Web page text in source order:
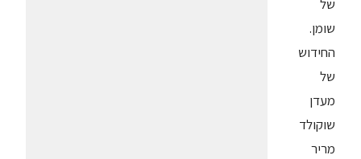
של
שומן.
החידוש
של
מעדן
שוקולד
מריר